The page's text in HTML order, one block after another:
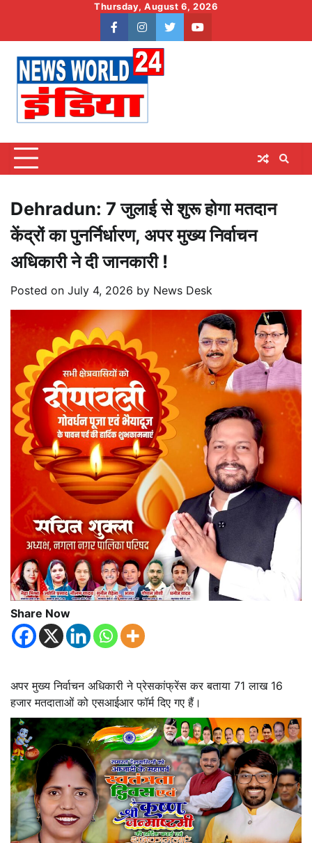
content
Thursday, August 6, 2026
facebookinstagram
twitteryoutube
Dehradun: 7 जुलाई से शुरू होगा मतदान
केंद्रों का पुनर्निर्धारण, अपर मुख्य निर्वाचन
अधिकारी ने दी जानकारी !
Posted on July 4, 2026 by News Desk
Share Now
अपर मुख्य निर्वाचन अधिकारी ने प्रेसकांफ्रेंस कर बताया 71 लाख 16
हजार मतदाताओं को एसआईआर फॉर्म दिए गए हैं।